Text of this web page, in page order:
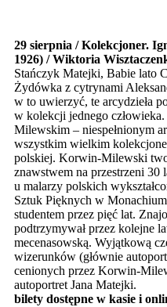
29 sierpnia / Kolekcjoner.
1926) / Wiktoria
Stańczyk Matejki, Babie lato
Żydówka z cytrynami
w to uwierzyć, te arcydzieła
w kolekcji jednego
Milewskim – niespełnionym
wszystkim wielkim
polskiej. Korwin-Milewski
znawstwem na przestrzeni 30
u malarzy polskich
Sztuk Pięknych w
studentem przez pięć lat.
podtrzymywał przez kolejne
mecenasowską. Wyjątkową
wizerunków (głównie
cenionych przez Korwin-
autoportret Jana Matejki.
bilety dostępne w kasie i